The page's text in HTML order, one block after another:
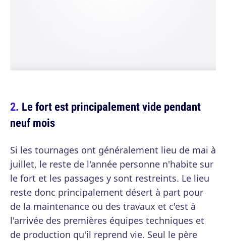
Le fort est principalement vide pendant
neuf mois
Si les tournages ont généralement lieu de mai à
juillet, le reste de l'année personne n'habite sur
le fort et les passages y sont restreints. Le lieu
reste donc principalement désert à part pour
de la maintenance ou des travaux et c'est à
l'arrivée des premières équipes techniques et
de production qu'il reprend vie. Seul le père